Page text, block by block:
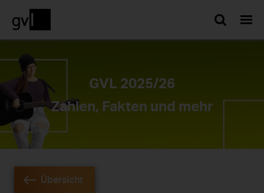
Suche
GVL 2025/26
Zahlen, Fakten und mehr
Übersicht